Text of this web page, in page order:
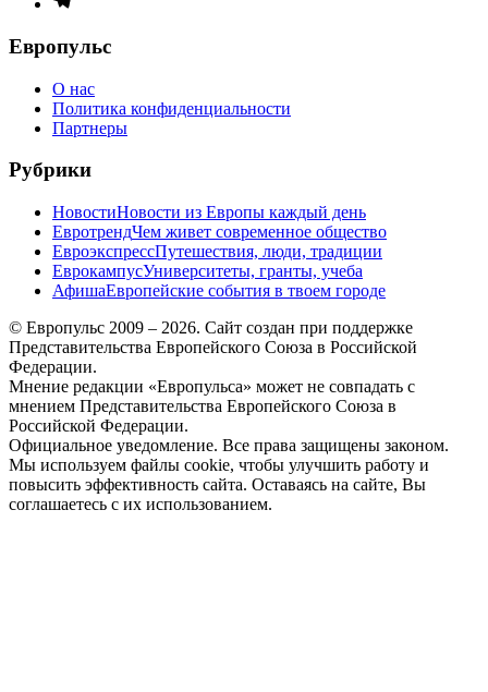
Европульс
О нас
Политика конфиденциальности
Партнеры
Рубрики
НовостиНовости из Европы каждый день
ЕвротрендЧем живет современное общество
ЕвроэкспрессПутешествия, люди, традиции
ЕврокампусУниверситеты, гранты, учеба
АфишаЕвропейские события в твоем городе
© Европульс 2009 – 2026. Сайт создан при поддержке
Представительства Европейского Союза в Российской
Федерации.
Мнение редакции «Европульса» может не совпадать с
мнением Представительства Европейского Союза в
Российской Федерации.
Официальное уведомление. Все права защищены законом.
Мы используем файлы cookie, чтобы улучшить работу и
повысить эффективность сайта. Оставаясь на сайте, Вы
соглашаетесь с их использованием.